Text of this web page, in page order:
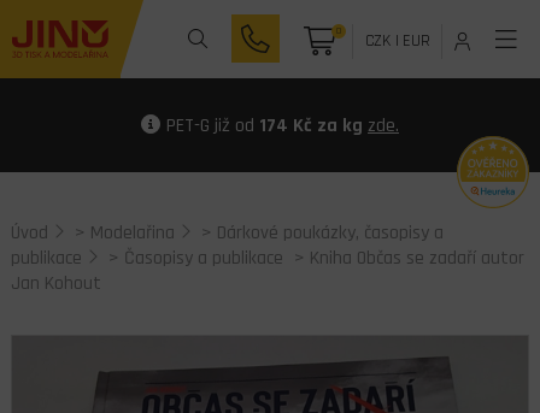
0 CZK| EUR
PET-G již od 174 Kč za kg zde.
Úvod > Modelařina > Dárkové poukázky, časopisy a
publikace
> Časopisy a publikace > Kniha Občas se zadaří autor
Jan Kohout